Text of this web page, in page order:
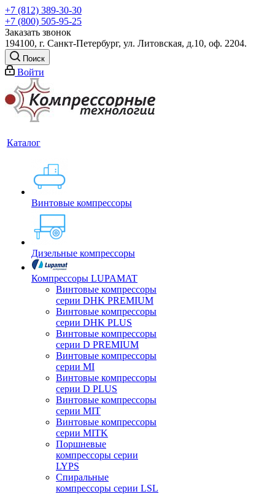
+7 (812) 389-30-30
+7 (800) 505-95-25
Заказать звонок
194100, г. Санкт-Петербург, ул. Литовская, д.10, оф. 2204.
Поиск
Войти
Каталог
Винтовые компрессоры
Дизельные компрессоры
Компрессоры LUPAMAT
Винтовые компрессоры
серии DHK PREMIUM
Винтовые компрессоры
серии DHK PLUS
Винтовые компрессоры
серии D PREMIUM
Винтовые компрессоры
серии MI
Винтовые компрессоры
серии D PLUS
Винтовые компрессоры
серии MIT
Винтовые компрессоры
серии MITK
Поршневые
компрессоры серии
LYPS
Спиральные
компрессоры серии LSL